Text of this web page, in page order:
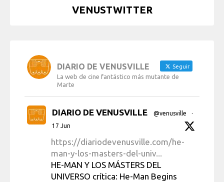
VENUSTWITTER
DIARIO DE VENUSVILLE Seguir
La web de cine fantástico más mutante de
Marte
DIARIO DE VENUSVILLE @venusville
·
17 Jun
https://diariodevenusville.com/he-
man-y-los-masters-del-univ...
HE-MAN Y LOS MÁSTERS DEL
UNIVERSO crítica: He-Man Begins